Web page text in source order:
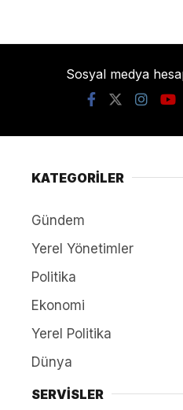
Sosyal medya
KATEGORİLER
Gündem
Yerel Yönetimler
Politika
Ekonomi
Yerel Politika
Dünya
SERVİSLER